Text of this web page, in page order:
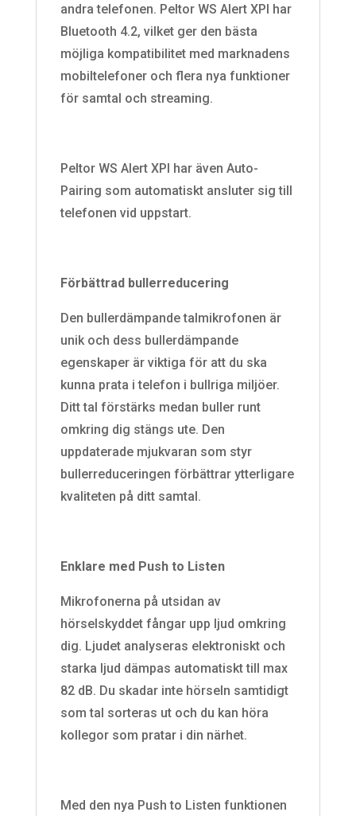
andra telefonen. Peltor WS Alert XPI har
Bluetooth 4.2, vilket ger den bästa
möjliga kompatibilitet med marknadens
mobiltelefoner och flera nya funktioner
för samtal och streaming.
Peltor WS Alert XPI har även Auto-
Pairing som automatiskt ansluter sig till
telefonen vid uppstart.
Förbättrad bullerreducering
Den bullerdämpande talmikrofonen är
unik och dess bullerdämpande
egenskaper är viktiga för att du ska
kunna prata i telefon i bullriga miljöer.
Ditt tal förstärks medan buller runt
omkring dig stängs ute. Den
uppdaterade mjukvaran som styr
bullerreduceringen förbättrar ytterligare
kvaliteten på ditt samtal.
Enklare med Push to Listen
Mikrofonerna på utsidan av
hörselskyddet fångar upp ljud omkring
dig. Ljudet analyseras elektroniskt och
starka ljud dämpas automatiskt till max
82 dB. Du skadar inte hörseln samtidigt
som tal sorteras ut och du kan höra
kollegor som pratar i din närhet.
Med den nya Push to Listen funktionen